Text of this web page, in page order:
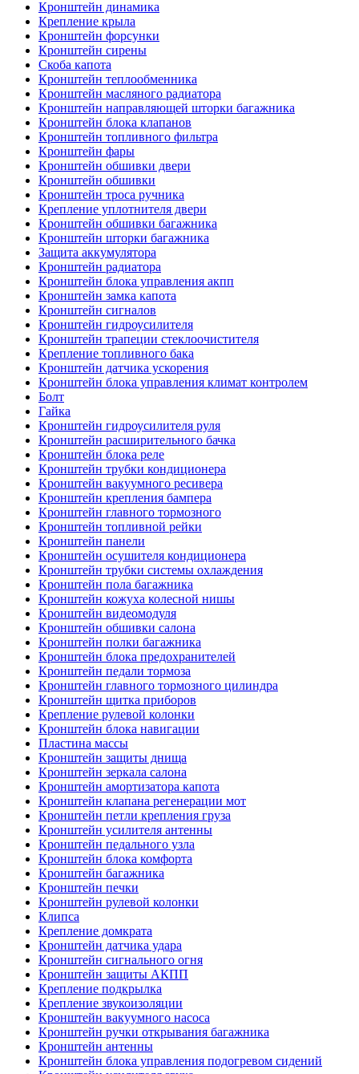
Кронштейн динамика
Крепление крыла
Кронштейн форсунки
Кронштейн сирены
Скоба капота
Кронштейн теплообменника
Кронштейн масляного радиатора
Кронштейн направляющей шторки багажника
Кронштейн блока клапанов
Кронштейн топливного фильтра
Кронштейн фары
Кронштейн обшивки двери
Кронштейн обшивки
Кронштейн троса ручника
Крепление уплотнителя двери
Кронштейн обшивки багажника
Кронштейн шторки багажника
Защита аккумулятора
Кронштейн радиатора
Кронштейн блока управления акпп
Кронштейн замка капота
Кронштейн сигналов
Кронштейн гидроусилителя
Кронштейн трапеции стеклоочистителя
Крепление топливного бака
Кронштейн датчика ускорения
Кронштейн блока управления климат контролем
Болт
Гайка
Кронштейн гидроусилителя руля
Кронштейн расширительного бачка
Кронштейн блока реле
Кронштейн трубки кондиционера
Кронштейн вакуумного ресивера
Кронштейн крепления бампера
Кронштейн главного тормозного
Кронштейн топливной рейки
Кронштейн панели
Кронштейн осушителя кондиционера
Кронштейн трубки системы охлаждения
Кронштейн пола багажника
Кронштейн кожуха колесной нишы
Кронштейн видеомодуля
Кронштейн обшивки салона
Кронштейн полки багажника
Кронштейн блока предохранителей
Кронштейн педали тормоза
Кронштейн главного тормозного цилиндра
Кронштейн щитка приборов
Крепление рулевой колонки
Кронштейн блока навигации
Пластина массы
Кронштейн защиты днища
Кронштейн зеркала салона
Кронштейн амортизатора капота
Кронштейн клапана регенерации мот
Кронштейн петли крепления груза
Кронштейн усилителя антенны
Кронштейн педального узла
Кронштейн блока комфорта
Кронштейн багажника
Кронштейн печки
Кронштейн рулевой колонки
Клипса
Крепление домкрата
Кронштейн датчика удара
Кронштейн сигнального огня
Кронштейн защиты АКПП
Крепление подкрылка
Крепление звукоизоляции
Кронштейн вакуумного насоса
Кронштейн ручки открывания багажника
Кронштейн антенны
Кронштейн блока управления подогревом сидений